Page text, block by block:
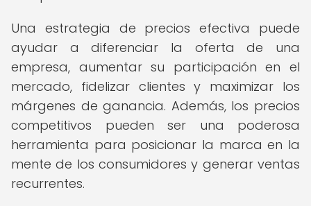
Una estrategia de precios efectiva puede
ayudar a diferenciar la oferta de una
empresa, aumentar su participación en el
mercado, fidelizar clientes y maximizar los
márgenes de ganancia. Además, los precios
competitivos pueden ser una poderosa
herramienta para posicionar la marca en la
mente de los consumidores y generar ventas
recurrentes.